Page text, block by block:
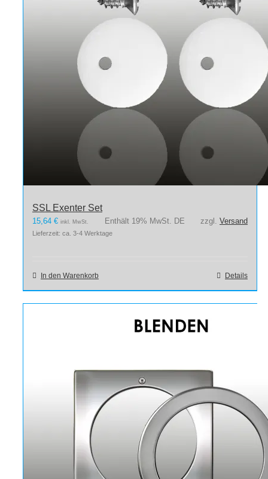
SSL Exenter Set
15,64 € inkl. MwSt. Enthält 19% MwSt. DE zzgl. Versand
Lieferzeit: ca. 3-4 Werktage
In den Warenkorb Details